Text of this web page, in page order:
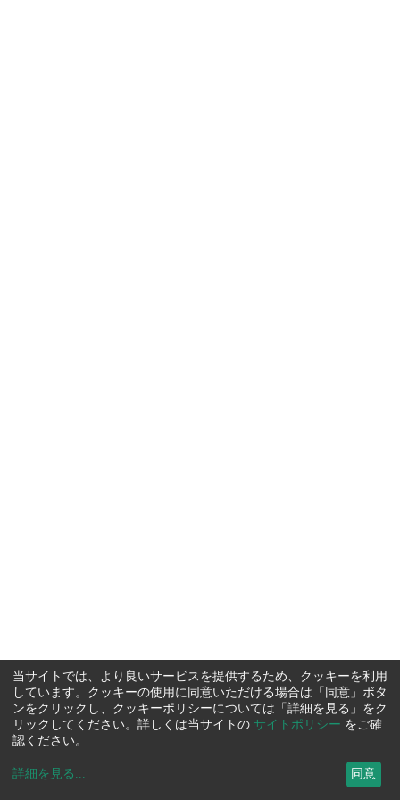
当サイトでは、より良いサービスを提供するため、クッキーを利用
しています。クッキーの使用に同意いただける場合は「同意」ボタ
ンをクリックし、クッキーポリシーについては「詳細を見る」をク
リックしてください。詳しくは当サイトの サイトポリシー をご確
認ください。
詳細を見る ... 同意